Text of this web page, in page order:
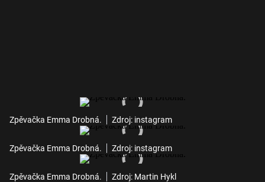
Zpěvačka Emma Drobná. Zdroj: instagram
Zpěvačka Emma Drobná. Zdroj: instagram
Zpěvačka Emma Drobná. Zdroj: Martin Hykl